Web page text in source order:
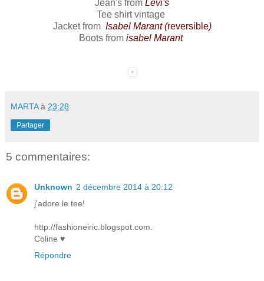
Jean's from Levi's
Tee shirt vintage
Jacket from Isabel Marant (reversible)
Boots from isabel Marant
MARTA à 23:28
Partager
5 commentaires:
Unknown 2 décembre 2014 à 20:12
j'adore le tee!
http://fashioneiric.blogspot.com.
Coline ♥
Répondre